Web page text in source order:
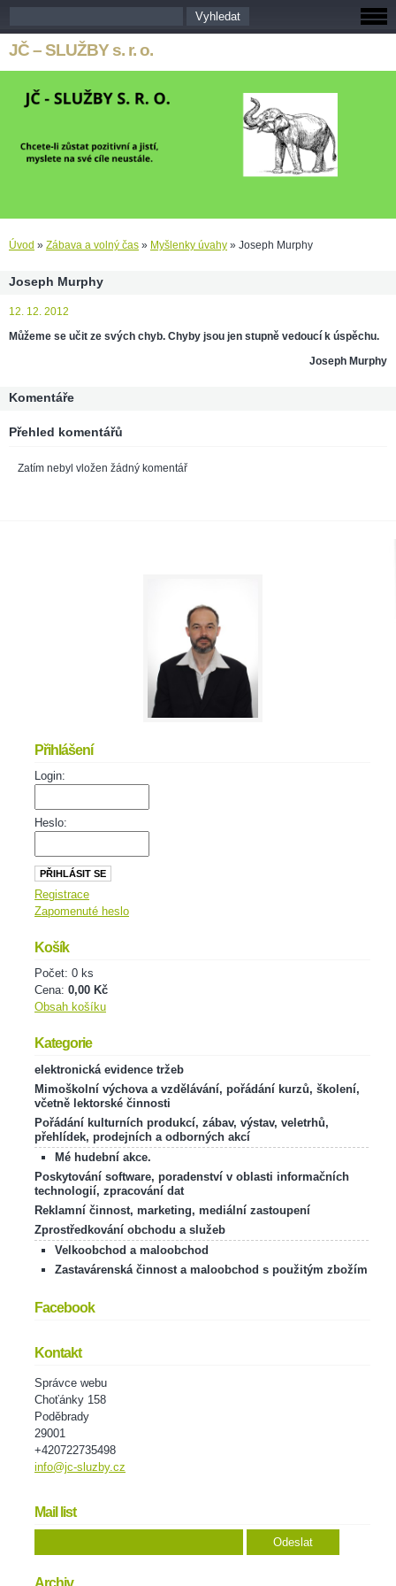
JČ – SLUŽBY s. r. o.
Úvod » Zábava a volný čas » Myšlenky úvahy » Joseph Murphy
Joseph Murphy
12. 12. 2012
Můžeme se učit ze svých chyb. Chyby jsou jen stupně vedoucí k úspěchu.
Joseph Murphy
Komentáře
Přehled komentářů
Zatím nebyl vložen žádný komentář
Přihlášení
Login:
Heslo:
Registrace
Zapomenuté heslo
Košík
Počet: 0 ks
Cena: 0,00 Kč
Obsah košíku
Kategorie
elektronická evidence tržeb
Mimoškolní výchova a vzdělávání, pořádání kurzů, školení,
včetně lektorské činnosti
Pořádání kulturních produkcí, zábav, výstav, veletrhů,
přehlídek, prodejních a odborných akcí
Mé hudební akce.
Poskytování software, poradenství v oblasti informačních
technologií, zpracování dat
Reklamní činnost, marketing, mediální zastoupení
Zprostředkování obchodu a služeb
Velkoobchod a maloobchod
Zastavárenská činnost a maloobchod s použitým zbožím
Facebook
Kontakt
Správce webu
Choťánky 158
Poděbrady
29001
+420722735498
info@jc-sluzby.cz
Mail list
Archiv